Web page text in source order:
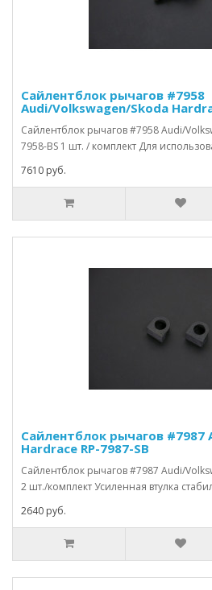
Сайлентблок рычагов #7958
Audi/Volkswagen/Skoda
Сайлентблок рычагов #7958 Audi/
7958-BS 1 шт. / комплект Для
7610 руб.
Сайлентблок рычагов #7987
Hardrace RP-7987-SB
Сайлентблок рычагов #7987 Audi/
2 шт./комплект Усиленная втулка
2640 руб.